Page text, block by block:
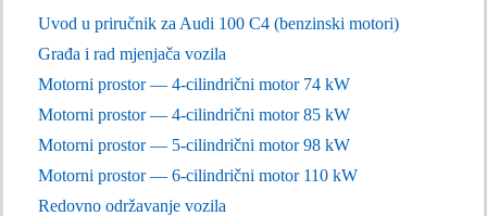
Uvod u priručnik za Audi 100 C4 (benzinski motori)
Građa i rad mjenjača vozila
Motorni prostor — 4-cilindrični motor 74 kW
Motorni prostor — 4-cilindrični motor 85 kW
Motorni prostor — 5-cilindrični motor 98 kW
Motorni prostor — 6-cilindrični motor 110 kW
Redovno održavanje vozila